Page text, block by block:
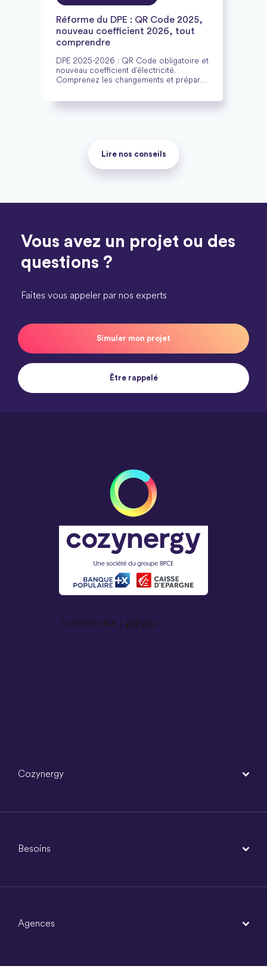
Réforme du DPE : QR Code 2025,
nouveau coefficient 2026, tout
comprendre
DPE 2025-2026 : QR Code obligatoire et
nouveau coefficient d’électricité.
Comprenez les changements et préparez
Lire nos conseils
Vous avez un projet ou des
questions ?
Faites vous appeler par nos experts
Simuler mon projet
Être rappelé
Cozynergy
Besoins
Agences